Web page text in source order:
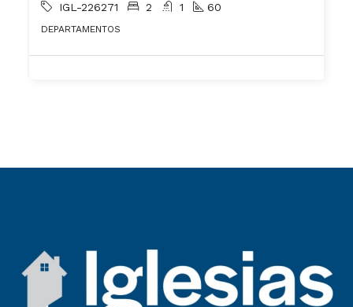
IGL-226271 2 1 60
DEPARTAMENTOS